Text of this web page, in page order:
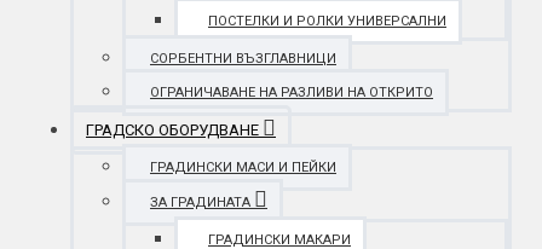
ПОСТЕЛКИ И РОЛКИ УНИВЕРСАЛНИ
СОРБЕНТНИ ВЪЗГЛАВНИЦИ
ОГРАНИЧАВАНЕ НА РАЗЛИВИ НА ОТКРИТО
ГРАДСКО ОБОРУДВАНЕ
ГРАДИНСКИ МАСИ И ПЕЙКИ
ЗА ГРАДИНАТА
ГРАДИНСКИ МАКАРИ